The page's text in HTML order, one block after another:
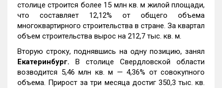
столице строится более 15 млн кв. м жилой площади,
что составляет 12,12% от общего объема
многоквартирного строительства в стране. За квартал
объем строительства вырос на 212,7 тыс. кв. м.
Вторую строку, поднявшись на одну позицию, занял
Екатеринбург. В столице Свердловской области
возводится 5,46 млн кв. м — 4,36% от совокупного
объема. Прирост за три месяца достиг 350,3 тыс. кв.